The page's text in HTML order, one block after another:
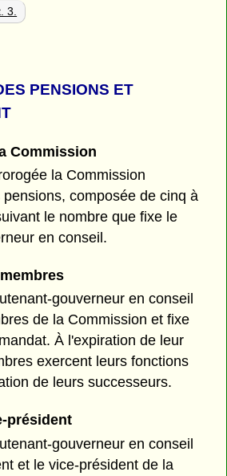
3.
PENSIONS ET
Commission
la Commission
composée de cinq à
le nombre que fixe le
en conseil.
gouverneur en conseil
de la Commission et fixe
À l'expiration de leur
exercent leurs fonctions
de leurs successeurs.
président
gouverneur en conseil
et le vice-président de la